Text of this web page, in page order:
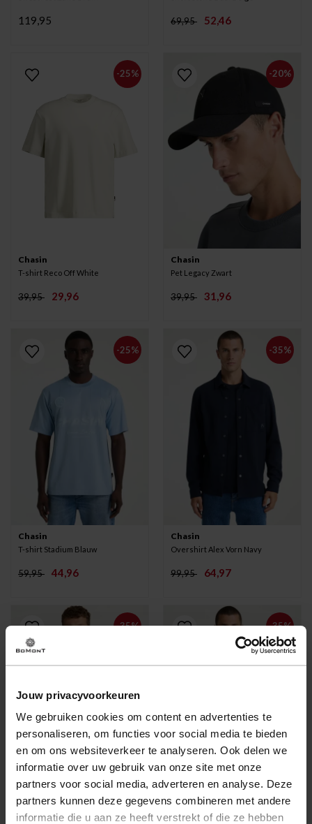
Jouw privacyvoorkeuren
We gebruiken cookies om content en advertenties te
personaliseren, om functies voor social media te bieden
en om ons websiteverkeer te analyseren. Ook delen we
informatie over uw gebruik van onze site met onze
partners voor social media, adverteren en analyse. Deze
partners kunnen deze gegevens combineren met andere
informatie die u aan ze heeft verstrekt of die ze hebben
119,95 69,95 52,46
-25%
Chasin
T-shirt Reco Off White
39,95 29,96
-20%
Chasin
Pet Legacy Zwart
39,95 31,96
-25%
Chasin
T-shirt Stadium Blauw
59,95 44,96
-35%
Chasin
Overshirt Alex Vorn Navy
99,95 64,97
-35%
Chasin
-35%
Chasin